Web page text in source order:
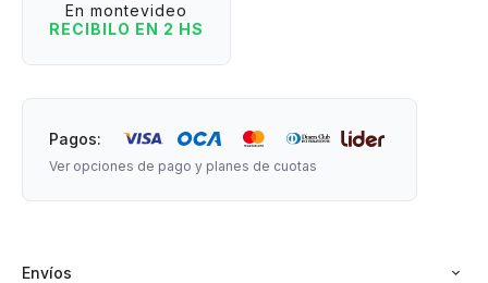
¿Por qué tener unas?
- Diseño cómodo ideal para estar en casa.
- Estampado divertido que suma un toque alegre.
Material: tejido suave con interior afelpado. Con base
antideslizante.
En montevideo
RECIBILO EN 2 HS
Pagos:
Ver opciones de pago y planes de cuotas
Envíos